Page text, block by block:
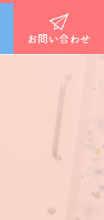
お問い合わせ